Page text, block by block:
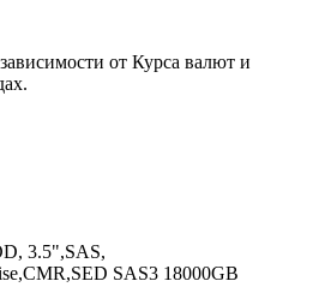
от Курса валют и
3.5",SAS,
SAS3 18000GB